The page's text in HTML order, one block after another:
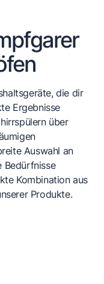
die dir
Ergebnisse
über
Auswahl an
Bedürfnisse
Kombination aus
Produkte.